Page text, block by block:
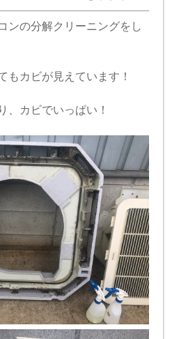
ンの分解クリーニングをし
もカビが見えています！
、カビでいっぱい！